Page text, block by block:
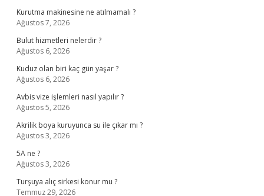
Kurutma makinesine ne atılmamalı ?
Ağustos 7, 2026
Bulut hizmetleri nelerdir ?
Ağustos 6, 2026
Kuduz olan biri kaç gün yaşar ?
Ağustos 6, 2026
Avbis vize işlemleri nasıl yapılır ?
Ağustos 5, 2026
Akrilik boya kuruyunca su ile çıkar mı ?
Ağustos 3, 2026
5A ne ?
Ağustos 3, 2026
Turşuya alıç sirkesi konur mu ?
Temmuz 29, 2026